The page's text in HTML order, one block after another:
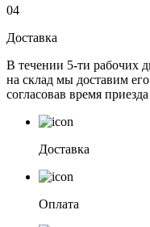
04
Доставка
В течении 5-ти рабочих
на склад мы доставим
согласовав время
Доставка
Оплата